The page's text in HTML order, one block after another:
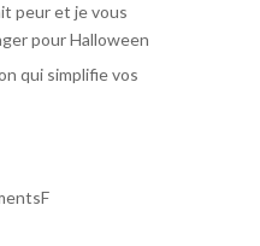
peur et je vous
pour Halloween
qui simplifie vos